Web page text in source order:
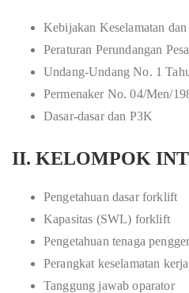
Kebijakan Keselamatan
Peraturan Perundangan
Undang-Undang No. 1
Permenaker No. 04/Men/
Dasar-dasar dan P3K
II. KELOMPOK
Pengetahuan dasar forklift
Kapasitas (SWL) forklift
Pengetahuan tenaga
Perangkat keselamatan
Tanggung jawab oparator